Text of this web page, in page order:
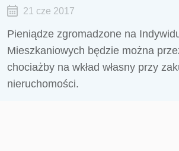
21 cze 2017
Pieniądze zgromadzone na
Mieszkaniowych będzie można
chociażby na wkład własny przy
nieruchomości.